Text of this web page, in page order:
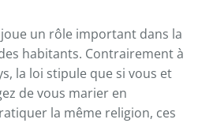
un rôle important dans la
habitants. Contrairement à
la loi stipule que si vous et
de vous marier en
la même religion, ces